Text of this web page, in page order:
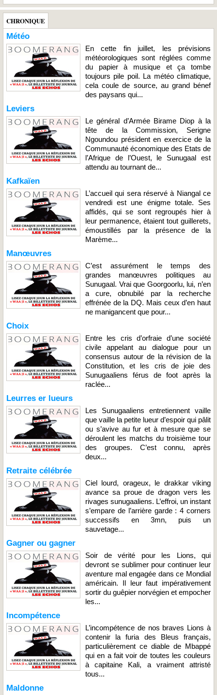
CHRONIQUE
Météo
En cette fin juillet, les prévisions
météorologiques sont réglées comme
du papier à musique et ça tombe
toujours pile poil. La météo climatique,
cela coule de source, au grand bénef
des paysans qui...
Leviers
Le général d’Armée Birame Diop à la
tête de la Commission, Serigne
Ngoundou président en exercice de la
Communauté économique des Etats de
l’Afrique de l’Ouest, le Sunugaal est
attendu au tournant de...
Kafkaïen
L’accueil qui sera réservé à Niangal ce
vendredi est une énigme totale. Ses
affidés, qui se sont regroupés hier à
leur permanence, étaient tout guillerets,
émoustillés par la présence de la
Marème...
Manœuvres
C’est assurément le temps des
grandes manœuvres politiques au
Sunugaal. Vrai que Goorgoorlu, lui, n’en
a cure, obnubilé par la recherche
effrénée de la DQ. Mais ceux d’en haut
ne manigancent que pour...
Choix
Entre les cris d’orfraie d’une société
civile appelant au dialogue pour un
consensus autour de la révision de la
Constitution, et les cris de joie des
Sunugaaliens férus de foot après la
raclée...
Leurres er lueurs
Les Sunugaaliens entretiennent vaille
que vaille la petite lueur d’espoir qui pâlit
ou s’avive au fur et à mesure que se
déroulent les matchs du troisième tour
des groupes. C’est connu, après
deux...
Retraite célébrée
Ciel lourd, orageux, le drakkar viking
avance sa proue de dragon vers les
rivages sunugaaliens. L’effroi, un instant
s’empare de l’arrière garde : 4 corners
successifs en 3mn, puis un
sauvetage...
Gagner ou gagner
Soir de vérité pour les Lions, qui
devront se sublimer pour continuer leur
aventure mal engagée dans ce Mondial
américain. Il leur faut impérativement
sortir du guêpier norvégien et empocher
les...
Incompétence
L’incompétence de nos braves Lions à
contenir la furia des Bleus français,
particulièrement ce diable de Mbappé
qui en a fait voir de toutes les couleurs
à capitaine Kali, a vraiment attristé
tous...
Maldonne